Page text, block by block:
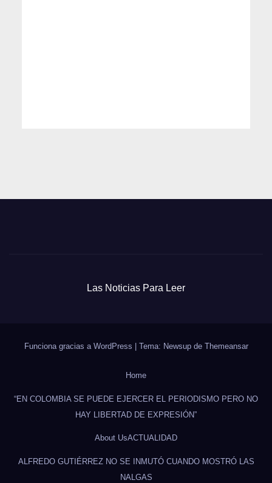
Las Noticias Para Leer
Funciona gracias a WordPress | Tema: Newsup de Themeansar
Home
“EN COLOMBIA SE PUEDE EJERCER EL PERIODISMO PERO NO
HAY LIBERTAD DE EXPRESIÓN”
About UsACTUALIDAD
ALFREDO GUTIÉRREZ NO SE INMUTÓ CUANDO MOSTRÓ LAS
NALGAS